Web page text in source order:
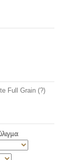
Full Grain (?)